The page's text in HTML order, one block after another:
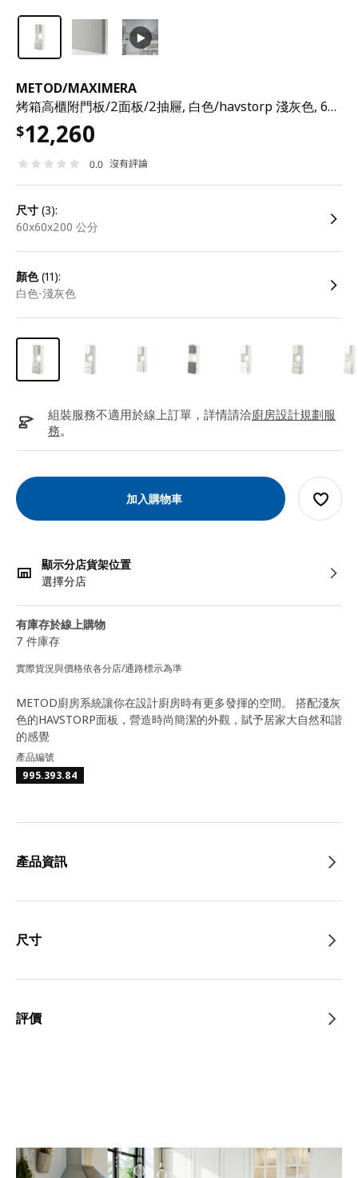
METOD/MAXIMERA
烤箱高櫃附門板/2面板/2抽屜, 白色/havstorp 淺灰色, 60x60x200 公分
$12,260
0.0 沒有評論
尺寸 (3):
60x60x200 公分
顏色(11):
白色-淺灰色
組裝服務不適用於線上訂單，詳情請洽廚房設計規劃服
務。
加入購物車
顯示分店貨架位置
選擇分店
有庫存於線上購物
7 件庫存
實際貨況與價格依各分店/通路標示為準
METOD廚房系統讓你在設計廚房時有更多發揮的空間。 搭配淺灰
色的HAVSTORP面板，營造時尚簡潔的外觀，賦予居家大自然和諧
的感覺
產品編號
995.393.84
產品資訊
尺寸
評價